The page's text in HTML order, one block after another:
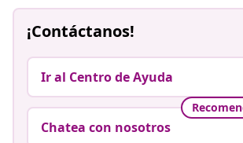
Publicación
vaaalouh